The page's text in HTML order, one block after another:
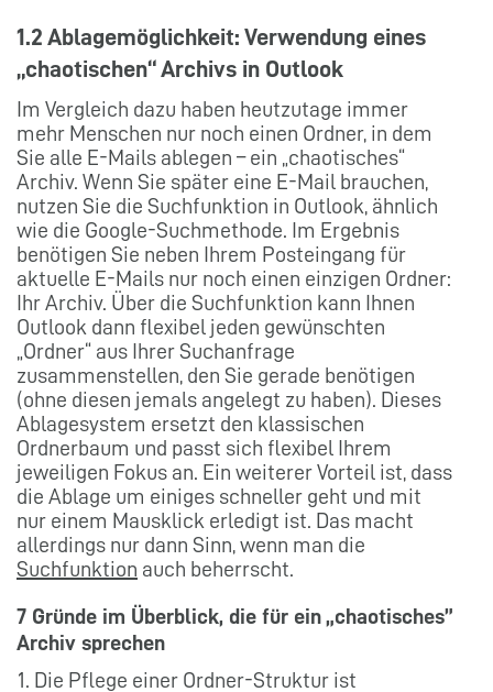
1.2 Ablagemöglichkeit: Verwendung eines
„chaotischen“ Archivs in Outlook
Im Vergleich dazu haben heutzutage immer
mehr Menschen nur noch einen Ordner, in dem
Sie alle E-Mails ablegen – ein „chaotisches“
Archiv. Wenn Sie später eine E-Mail brauchen,
nutzen Sie die Suchfunktion in Outlook, ähnlich
wie die Google-Suchmethode. Im Ergebnis
benötigen Sie neben Ihrem Posteingang für
aktuelle E-Mails nur noch einen einzigen Ordner:
Ihr Archiv. Über die Suchfunktion kann Ihnen
Outlook dann flexibel jeden gewünschten
„Ordner“ aus Ihrer Suchanfrage
zusammenstellen, den Sie gerade benötigen
(ohne diesen jemals angelegt zu haben). Dieses
Ablagesystem ersetzt den klassischen
Ordnerbaum und passt sich flexibel Ihrem
jeweiligen Fokus an. Ein weiterer Vorteil ist, dass
die Ablage um einiges schneller geht und mit
nur einem Mausklick erledigt ist. Das macht
allerdings nur dann Sinn, wenn man die
Suchfunktion auch beherrscht.
7 Gründe im Überblick, die für ein „chaotisches”
Archiv sprechen
Die Pflege einer Ordner-Struktur ist